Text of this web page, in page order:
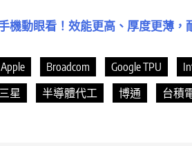
機動眼看！效能更高、厚度更薄，
Apple Broadcom Google TPU
三星 半導體代工 博通 台積